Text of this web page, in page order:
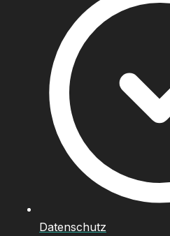
Datenschutz